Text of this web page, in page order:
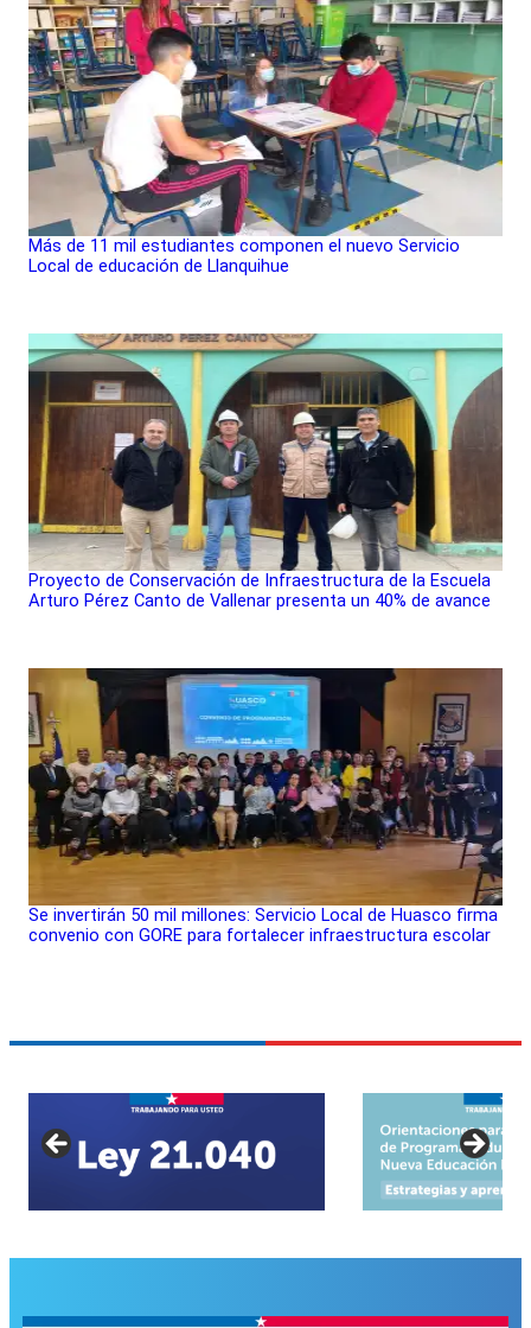
Más de 11 mil estudiantes componen el nuevo Servicio
Local de educación de Llanquihue
Proyecto de Conservación de Infraestructura de la Escuela
Arturo Pérez Canto de Vallenar presenta un 40% de avance
Se invertirán 50 mil millones: Servicio Local de Huasco firma
convenio con GORE para fortalecer infraestructura escolar